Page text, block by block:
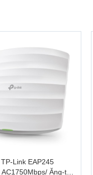
trọng
Link EAP245
Ăng-ten